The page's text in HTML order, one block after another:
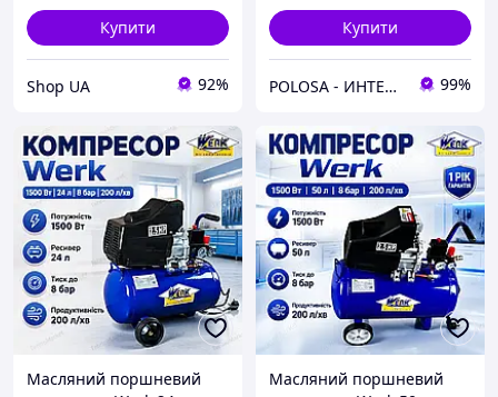
Купити
Shop UA 92%
Купити
POLOSA - ИНТЕРНЕТ-МАГАЗИН ТОВАРОВ ДЛЯ СТРОИТЕЛЬСТВА, САДА И ДОМА 99%
Масляний поршневий
Масляний поршневий